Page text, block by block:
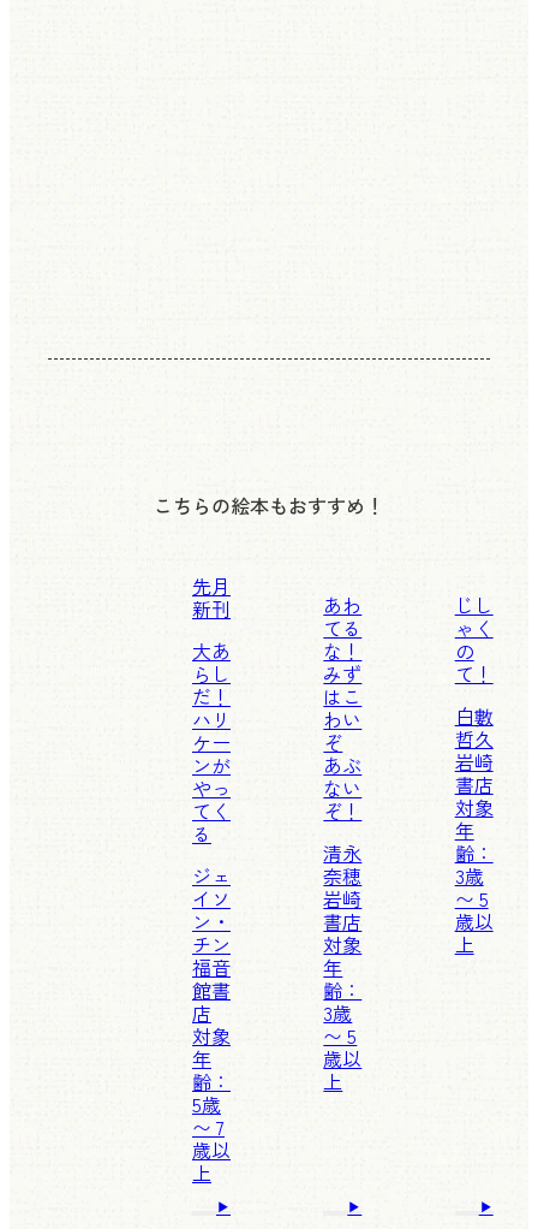
こちらの絵本もおすすめ！
先月
新刊
大あ
らし
だ！
ハリ
ケー
ンが
やっ
てく
る
ジェ
イソ
ン・
チン
福音
館書
店
対象
年
齢：
5歳
〜 7
歳以
上
あわ
てる
な！
みず
はこ
わい
ぞ
あぶ
ない
ぞ！
清永
奈穂
岩崎
書店
対象
年
齢：
3歳
〜 5
歳以
上
じし
ゃく
の
て！
白數
哲久
岩崎
書店
対象
年
齢：
3歳
〜 5
歳以
上